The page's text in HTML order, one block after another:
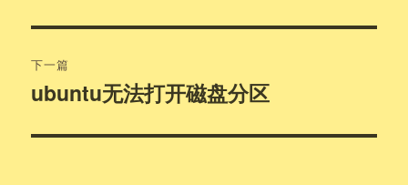
航
文
章：
下一篇
下
文
ubuntu无法打开磁盘分区